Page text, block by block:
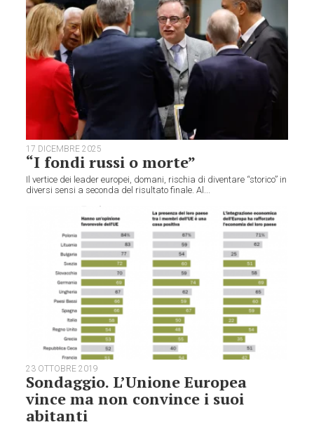
17 DICEMBRE 2025
“I fondi russi o morte”
Il vertice dei leader europei, domani, rischia di diventare “storico” in
diversi sensi a seconda del risultato finale. Al...
23 OTTOBRE 2019
Sondaggio. L’Unione Europea
vince ma non convince i suoi
abitanti